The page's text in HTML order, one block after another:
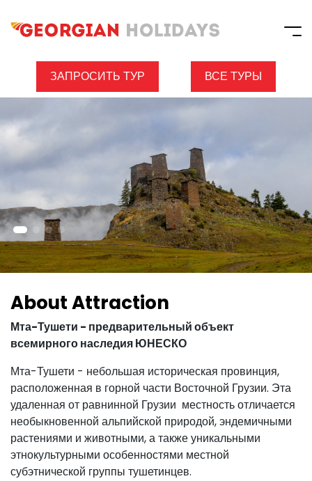
ЗАПРОСИТЬ ТУР ВСЕ ТУРЫ
About Attraction
Мта-Тушети - предварительный объект
всемирного наследия ЮНЕСКО
Мта-Тушети - небольшая историческая провинция,
расположенная в горной части Восточной Грузии. Эта
удаленная от равнинной Грузии местность отличается
необыкновенной альпийской природой, эндемичными
растениями и животными, а также уникальными
этнокультурными особенностями местной
субэтнической группы тушетинцев.